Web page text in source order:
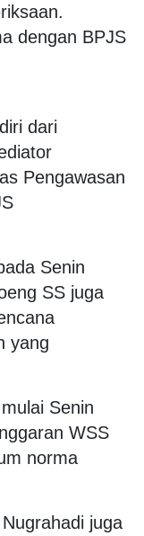
dengan BPJS
dari
Pengawasan
Senin
SS juga
yang
Senin
WSS
norma
juga